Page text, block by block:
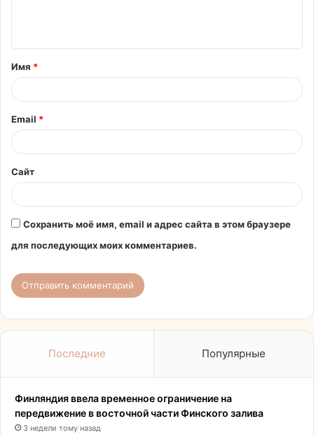
т
а
й
*
Имя *
Email *
Сайт
Сохранить моё имя, email и адрес сайта в этом браузере
для последующих моих комментариев.
Последние Популярные
Финляндия ввела временное ограничение на
передвижение в восточной части Финского залива
3 недели тому назад